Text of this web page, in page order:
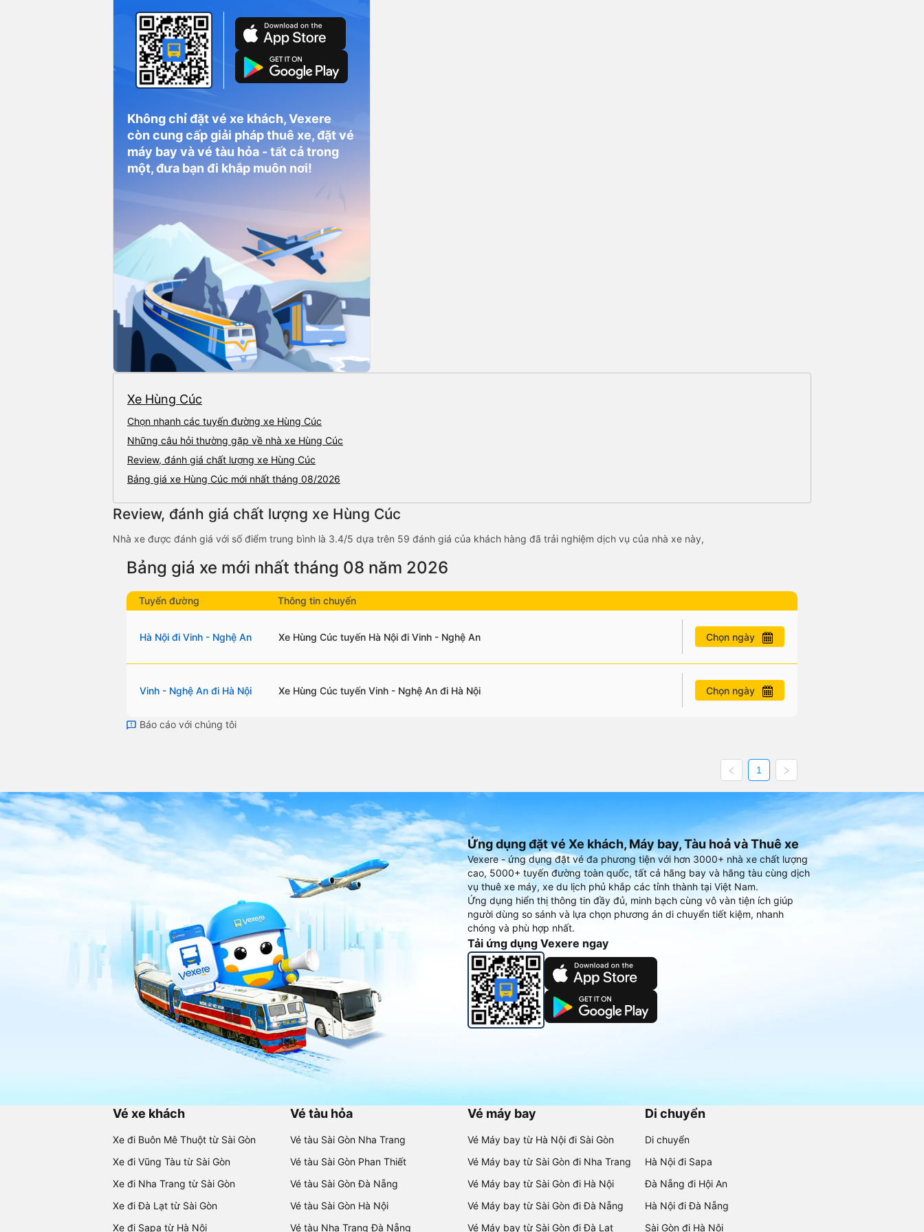
Không chỉ đặt vé xe khách, Vexere
còn cung cấp giải pháp thuê xe, đặt vé
máy bay và vé tàu hỏa - tất cả trong
một, đưa bạn đi khắp muôn nơi!
Xe Hùng Cúc
Chọn nhanh các tuyến đường xe Hùng Cúc
Những câu hỏi thường gặp về nhà xe Hùng Cúc
Review, đánh giá chất lượng xe Hùng Cúc
Bảng giá xe Hùng Cúc mới nhất tháng 08/2026
Review, đánh giá chất lượng xe Hùng Cúc
Nhà xe được đánh giá với số điểm trung bình là 3.4/5 dựa trên 59 đánh giá của khách hàng đã trải nghiệm dịch vụ của nhà xe này,
Bảng giá xe mới nhất tháng 08 năm 2026
Tuyến đường Thông tin chuyến
Hà Nội đi Vinh - Nghệ An Xe Hùng Cúc tuyến Hà Nội đi Vinh - Nghệ An Chọn ngày
Vinh - Nghệ An đi Hà Nội Xe Hùng Cúc tuyến Vinh - Nghệ An đi Hà Nội Chọn ngày
Báo cáo với chúng tôi
1
Ứng dụng đặt vé Xe khách, Máy bay, Tàu hoả và Thuê xe
Vexere - ứng dụng đặt vé đa phương tiện với hơn 3000+ nhà xe chất lượng
cao, 5000+ tuyến đường toàn quốc, tất cả hãng bay và hãng tàu cùng dịch
vụ thuê xe máy, xe du lịch phủ khắp các tỉnh thành tại Việt Nam.
Ứng dụng hiển thị thông tin đầy đủ, minh bạch cùng vô vàn tiện ích giúp
người dùng so sánh và lựa chọn phương án di chuyển tiết kiệm, nhanh
chóng và phù hợp nhất.
Tải ứng dụng Vexere ngay
Vé xe khách
Xe đi Buôn Mê Thuột từ Sài Gòn
Xe đi Vũng Tàu từ Sài Gòn
Xe đi Nha Trang từ Sài Gòn
Xe đi Đà Lạt từ Sài Gòn
Xe đi Sapa từ Hà Nội
Vé tàu hỏa
Vé tàu Sài Gòn Nha Trang
Vé tàu Sài Gòn Phan Thiết
Vé tàu Sài Gòn Đà Nẵng
Vé tàu Sài Gòn Hà Nội
Vé tàu Nha Trang Đà Nẵng
Vé máy bay
Vé Máy bay từ Hà Nội đi Sài Gòn
Vé Máy bay từ Sài Gòn đi Nha Trang
Vé Máy bay từ Sài Gòn đi Hà Nội
Vé Máy bay từ Sài Gòn đi Đà Nẵng
Vé Máy bay từ Sài Gòn đi Đà Lạt
Di chuyển
Di chuyển
Hà Nội đi Sapa
Đà Nẵng đi Hội An
Hà Nội đi Đà Nẵng
Sài Gòn đi Hà Nội